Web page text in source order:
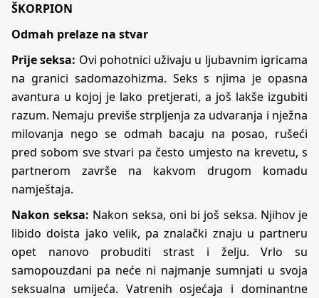
ŠKORPION
Odmah prelaze na stvar
Prije seksa: Ovi pohotnici uživaju u ljubavnim igricama
na granici sadomazohizma. Seks s njima je opasna
avantura u kojoj je lako pretjerati, a još lakše izgubiti
razum. Nemaju previše strpljenja za udvaranja i nježna
milovanja nego se odmah bacaju na posao, rušeći
pred sobom sve stvari pa često umjesto na krevetu, s
partnerom završe na kakvom drugom komadu
namještaja.
Nakon seksa: Nakon seksa, oni bi još seksa. Njihov je
libido doista jako velik, pa znalački znaju u partneru
opet nanovo probuditi strast i želju. Vrlo su
samopouzdani pa neće ni najmanje sumnjati u svoja
seksualna umijeća. Vatrenih osjećaja i dominantne